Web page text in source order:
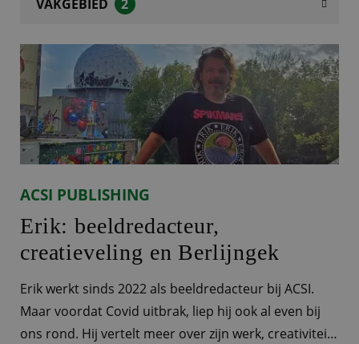
VAKGEBIED 2
ACSI PUBLISHING
Erik: beeldredacteur,
creatieveling en Berlijngek
Erik werkt sinds 2022 als beeldredacteur bij ACSI.
Maar voordat Covid uitbrak, liep hij ook al even bij
ons rond. Hij vertelt meer over zijn werk, creativiteit